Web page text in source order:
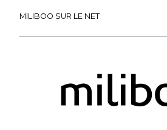
MILIBOO SUR LE NET